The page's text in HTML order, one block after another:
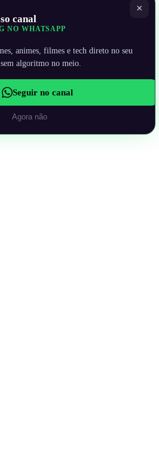
×
canal
NO WHATSAPP
animes, filmes e tech direto no seu
algoritmo no meio.
Seguir no canal
Agora não